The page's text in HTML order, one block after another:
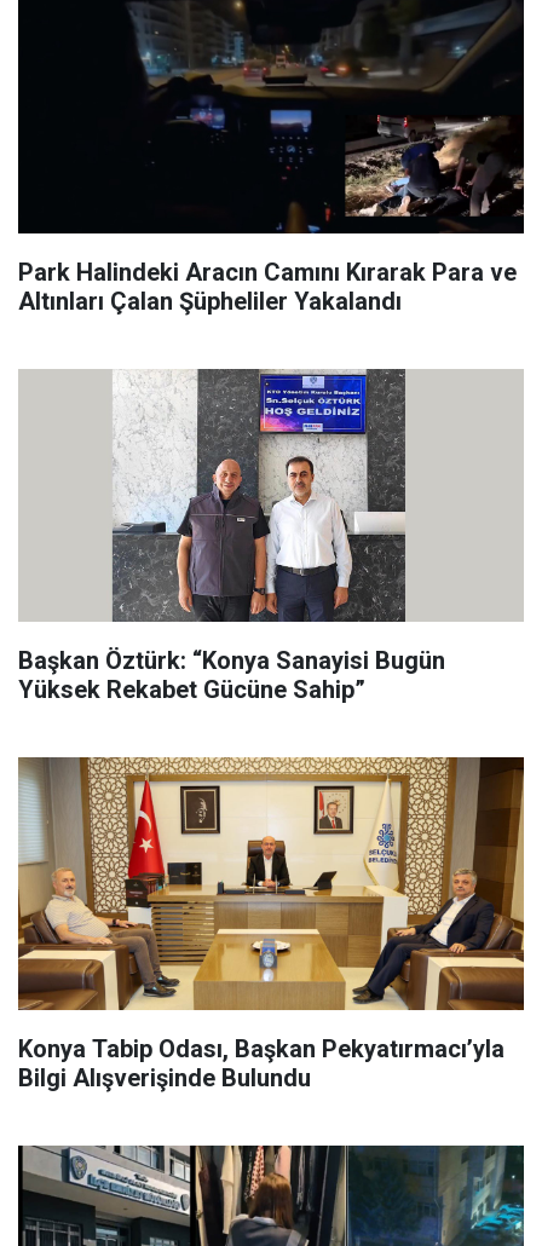
Park Halindeki Aracın Camını Kırarak Para ve
Altınları Çalan Şüpheliler Yakalandı
Başkan Öztürk: “Konya Sanayisi Bugün
Yüksek Rekabet Gücüne Sahip”
Konya Tabip Odası, Başkan Pekyatırmacı’yla
Bilgi Alışverişinde Bulundu